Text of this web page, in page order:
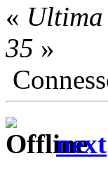
«
35 »
next